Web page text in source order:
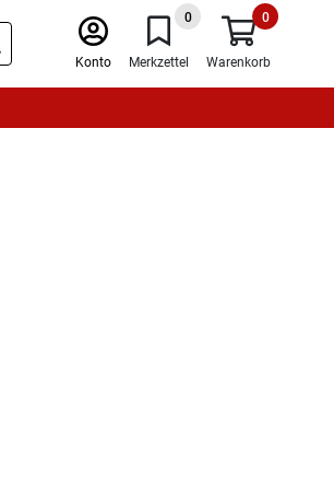
Konto
0
Merkzettel
0
Warenkorb